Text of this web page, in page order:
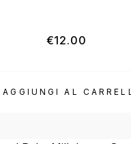
AGGIUNGI AL
€12.00